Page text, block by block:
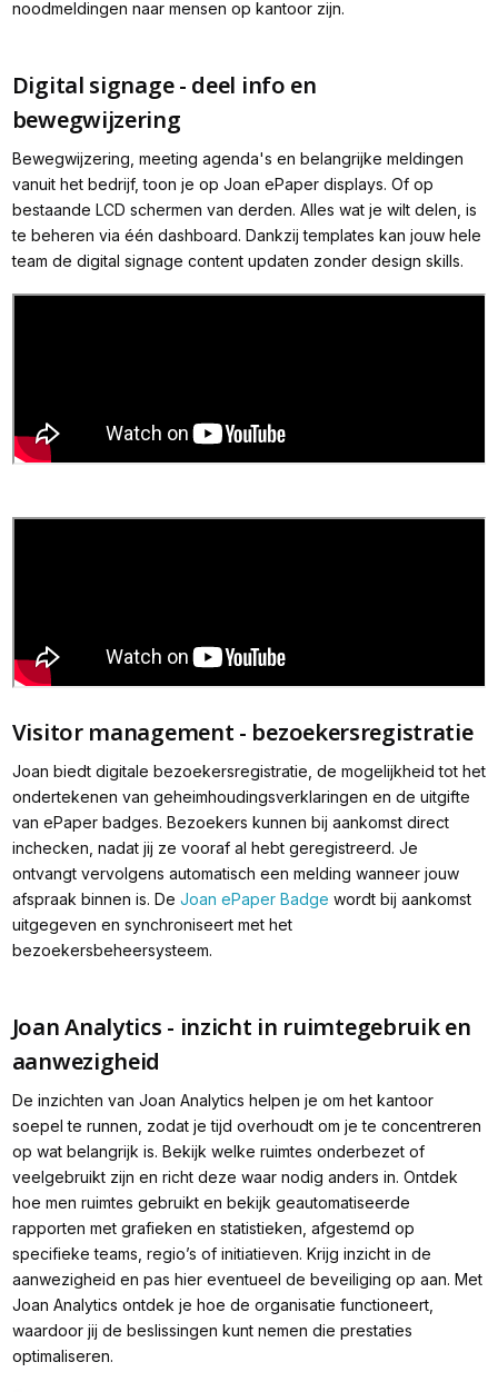
noodmeldingen naar mensen op kantoor zijn.
Digital signage - deel info en
bewegwijzering
Bewegwijzering, meeting agenda's en belangrijke meldingen
vanuit het bedrijf, toon je op Joan ePaper displays. Of op
bestaande LCD schermen van derden. Alles wat je wilt delen, is
te beheren via één dashboard. Dankzij templates kan jouw hele
team de digital signage content updaten zonder design skills.
Visitor management - bezoekersregistratie
Joan biedt digitale bezoekersregistratie, de mogelijkheid tot het
ondertekenen van geheimhoudingsverklaringen en de uitgifte
van ePaper badges. Bezoekers kunnen bij aankomst direct
inchecken, nadat jij ze vooraf al hebt geregistreerd. Je
ontvangt vervolgens automatisch een melding wanneer jouw
afspraak binnen is. De Joan ePaper Badge wordt bij aankomst
uitgegeven en synchroniseert met het
bezoekersbeheersysteem.
Joan Analytics - inzicht in ruimtegebruik en
aanwezigheid
De inzichten van Joan Analytics helpen je om het kantoor
soepel te runnen, zodat je tijd overhoudt om je te concentreren
op wat belangrijk is. Bekijk welke ruimtes onderbezet of
veelgebruikt zijn en richt deze waar nodig anders in. Ontdek
hoe men ruimtes gebruikt en bekijk geautomatiseerde
rapporten met grafieken en statistieken, afgestemd op
specifieke teams, regio’s of initiatieven. Krijg inzicht in de
aanwezigheid en pas hier eventueel de beveiliging op aan. Met
Joan Analytics ontdek je hoe de organisatie functioneert,
waardoor jij de beslissingen kunt nemen die prestaties
optimaliseren.